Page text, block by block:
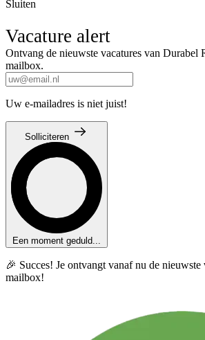
Sluiten
Vacature alert
Ontvang de nieuwste vacatures van Durabel
mailbox.
Uw e-mailadres is niet juist!
Solliciteren
Een moment geduld...
🎉 Succes! Je ontvangt vanaf nu de nieuwste
mailbox!